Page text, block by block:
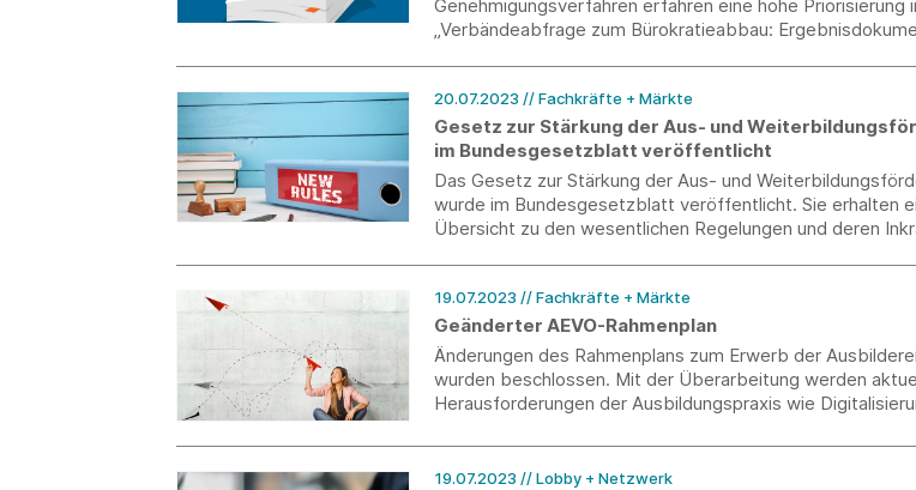
Genehmigungsverfahren erfahren eine hohe Priorisierung
„Verbändeabfrage zum Bürokratieabbau:
20.07.2023 // Fachkräfte + Märkte
Gesetz zur Stärkung der Aus- und
im Bundesgesetzblatt veröffentlicht
Das Gesetz zur Stärkung der Aus- und
wurde im Bundesgesetzblatt veröffentlicht. Sie erhalten
Übersicht zu den wesentlichen Regelungen und deren
19.07.2023 // Fachkräfte + Märkte
Geänderter AEVO-Rahmenplan
Änderungen des Rahmenplans zum Erwerb der
wurden beschlossen. Mit der Überarbeitung werden
Herausforderungen der Ausbildungspraxis wie
19.07.2023 // Lobby + Netzwerk